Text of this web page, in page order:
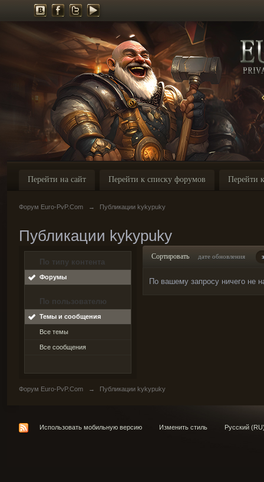
Перейти на сайт Перейти к списку форумов Перейти
Форум Euro-PvP.Com → Публикации kykypuky
Публикации kykypuky
По типу контента
Форумы
По пользователю
Темы и сообщения
Все темы
Все сообщения
Сортировать дате обновления
По вашему запросу ничего не
Форум Euro-PvP.Com → Публикации kykypuky
Использовать мобильную версию Изменить стиль Русский